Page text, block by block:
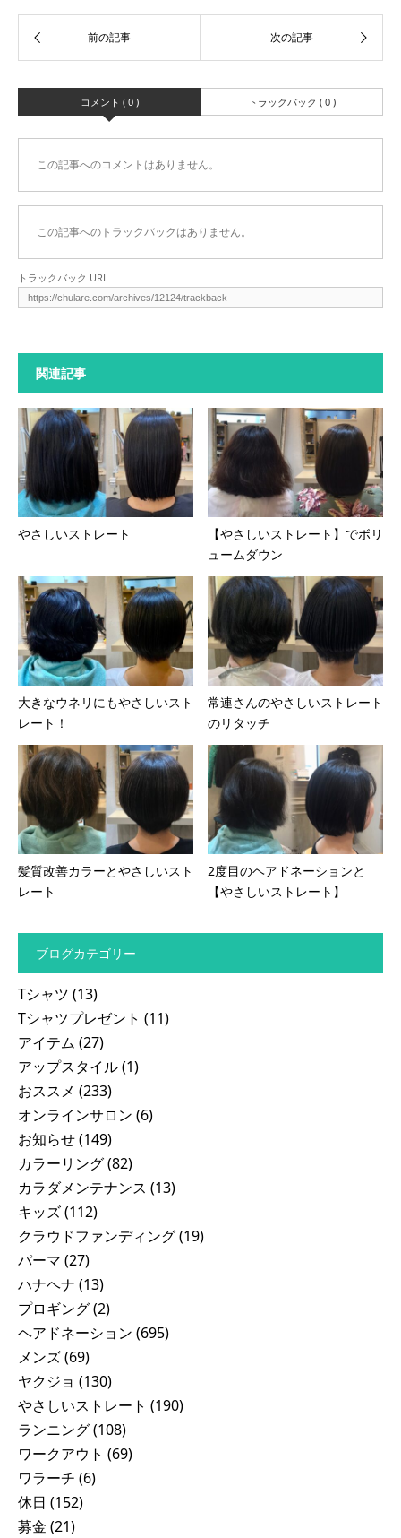
コメント ( 0 ) トラックバック ( 0 )
この記事へのコメントはありません。
この記事へのトラックバックはありません。
トラックバック URL
関連記事
やさしいストレート
【やさしいストレート】でボリ
ュームダウン
大きなウネリにもやさしいスト
レート！
常連さんのやさしいストレート
のリタッチ
髪質改善カラーとやさしいスト
レート
2度目のヘアドネーションと
【やさしいストレート】
ブログカテゴリー
Tシャツ (13)
Tシャツプレゼント (11)
アイテム (27)
アップスタイル(1)
おススメ (233)
オンラインサロン (6)
お知らせ(149)
カラーリング(82)
カラダメンテナンス (13)
キッズ(112)
クラウドファンディング(19)
パーマ (27)
ハナヘナ (13)
プロギング(2)
ヘアドネーション (695)
メンズ(69)
ヤクジョ (130)
やさしいストレート (190)
ランニング(108)
ワークアウト (69)
ワラーチ (6)
休日 (152)
募金 (21)